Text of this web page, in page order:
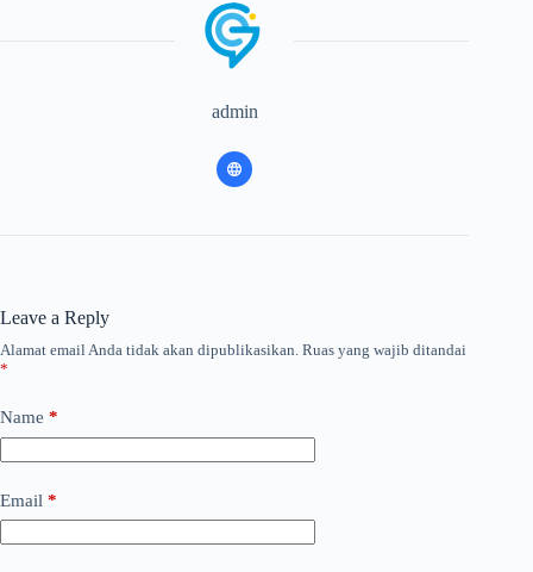
admin
Leave a Reply
Alamat email Anda tidak akan dipublikasikan. Ruas yang wajib ditandai
*
Name *
Email *